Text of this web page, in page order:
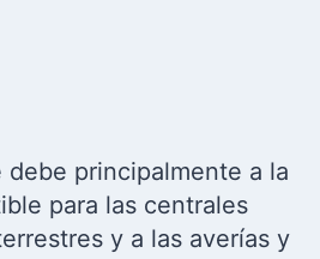
debe principalmente a la
para las centrales
y a las averías y